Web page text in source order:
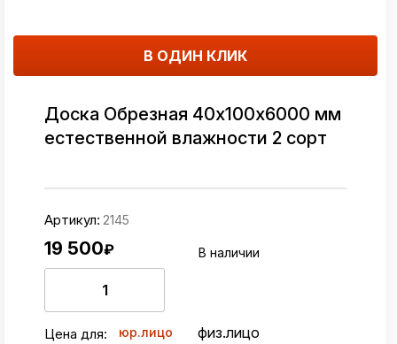
В ОДИН КЛИК
Доска Обрезная 40х100х6000 мм
естественной влажности 2 сорт
Артикул: 2145
19 500₽ В наличии
Цена для: юр.лицо физ.лицо